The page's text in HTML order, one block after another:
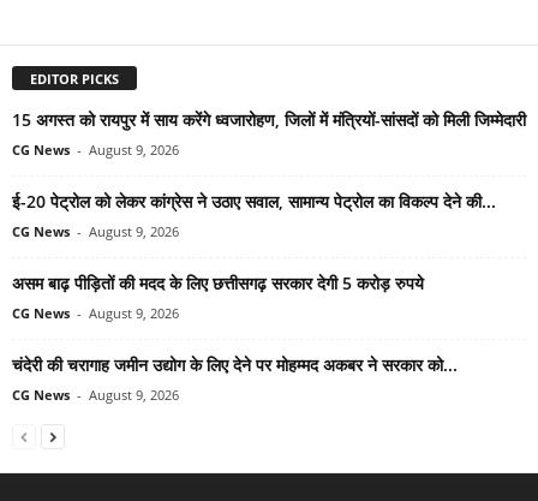
EDITOR PICKS
15 अगस्त को रायपुर में साय करेंगे ध्वजारोहण, जिलों में मंत्रियों-सांसदों को मिली जिम्मेदारी
CG News - August 9, 2026
ई-20 पेट्रोल को लेकर कांग्रेस ने उठाए सवाल, सामान्य पेट्रोल का विकल्प देने की...
CG News - August 9, 2026
असम बाढ़ पीड़ितों की मदद के लिए छत्तीसगढ़ सरकार देगी 5 करोड़ रुपये
CG News - August 9, 2026
चंदेरी की चरागाह जमीन उद्योग के लिए देने पर मोहम्मद अकबर ने सरकार को...
CG News - August 9, 2026